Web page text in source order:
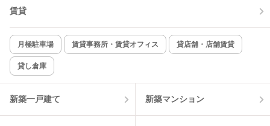
新着のみ インターネット無料
該当件数:
0件
賃貸
月極駐車場 賃貸事務所・賃貸オフィス 貸店舗・店舗賃貸
貸し倉庫
新築一戸建て 新築マンション